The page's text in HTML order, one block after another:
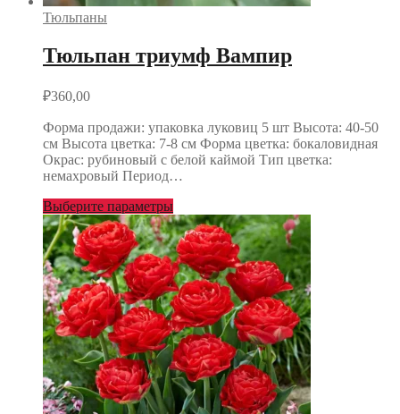
Тюльпаны
Тюльпан триумф Вампир
₽360,00
Форма продажи: упаковка луковиц 5 шт Высота: 40-50
см Высота цветка: 7-8 см Форма цветка: бокаловидная
Окрас: рубиновый с белой каймой Тип цветка:
немахровый Период…
Выберите параметры